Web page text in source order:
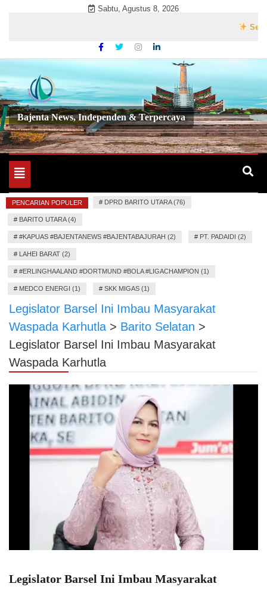
Sabtu, Agustus 8, 2026
Selamat
Bajenta News, Independen & Terpercaya
Toggle
navigation
PENCARIAN POPULER # DPRD BARITO UTARA (76)
# BARITO UTARA (4)
# #KAPUAS #BAJENTANEWS #BAJENTABAJURAH (2) # PT. PADAIDI (2)
# LAHEI BARAT (2)
# #ERLINGHAALAND #DORTMUND #BOLA #LIGACHAMPION (1)
# MEDCO ENERGI (1) # SKK MIGAS (1)
Legislator Barsel Ini Imbau Masyarakat
Waspada Karhutla > Barito Selatan >
Legislator Barsel Ini Imbau Masyarakat
Waspada Karhutla
Legislator Barsel Ini Imbau Masyarakat